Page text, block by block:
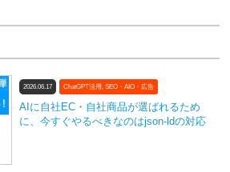
2026.06.17 ChatGPT活用 SEO・AIO・広告
AIに自社EC・自社商品が選ばれるため
に、今すぐやるべきなのはjson-ldの対応